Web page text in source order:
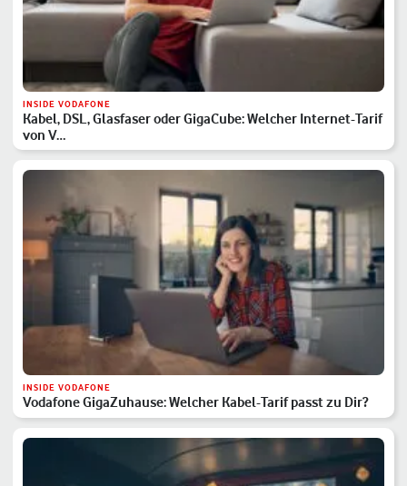
INSIDE VODAFONE
Kabel, DSL, Glasfaser oder GigaCube: Welcher Internet-Tarif
von V…
INSIDE VODAFONE
Vodafone GigaZuhause: Welcher Kabel-Tarif passt zu Dir?